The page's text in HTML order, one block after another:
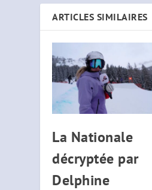
ARTICLES SIMILAIRES
La Nationale
décryptée par
Delphine